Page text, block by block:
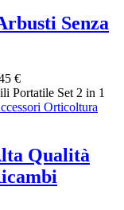
Senza
€
Portatile Set 2 in 1
Qualità